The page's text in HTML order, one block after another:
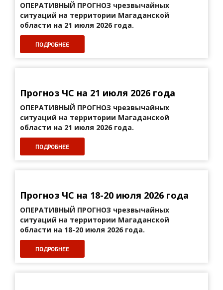
ОПЕРАТИВНЫЙ ПРОГНОЗ чрезвычайных
ситуаций на территории Магаданской
области на 21 июля 2026 года.
ПОДРОБНЕЕ
Прогноз ЧС на 21 июля 2026 года
ОПЕРАТИВНЫЙ ПРОГНОЗ чрезвычайных
ситуаций на территории Магаданской
области на 21 июля 2026 года.
ПОДРОБНЕЕ
Прогноз ЧС на 18-20 июля 2026 года
ОПЕРАТИВНЫЙ ПРОГНОЗ чрезвычайных
ситуаций на территории Магаданской
области на 18-20 июля 2026 года.
ПОДРОБНЕЕ